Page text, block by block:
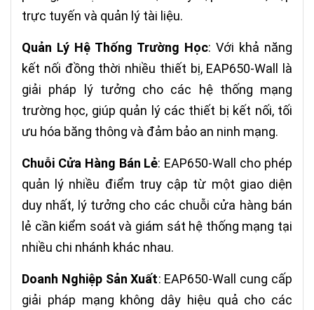
trực tuyến và quản lý tài liệu.
Quản Lý Hệ Thống Trường Học: Với khả năng
kết nối đồng thời nhiều thiết bị, EAP650-Wall là
giải pháp lý tưởng cho các hệ thống mạng
trường học, giúp quản lý các thiết bị kết nối, tối
ưu hóa băng thông và đảm bảo an ninh mạng.
Chuỗi Cửa Hàng Bán Lẻ: EAP650-Wall cho phép
quản lý nhiều điểm truy cập từ một giao diện
duy nhất, lý tưởng cho các chuỗi cửa hàng bán
lẻ cần kiểm soát và giám sát hệ thống mạng tại
nhiều chi nhánh khác nhau.
Doanh Nghiệp Sản Xuất: EAP650-Wall cung cấp
giải pháp mạng không dây hiệu quả cho các